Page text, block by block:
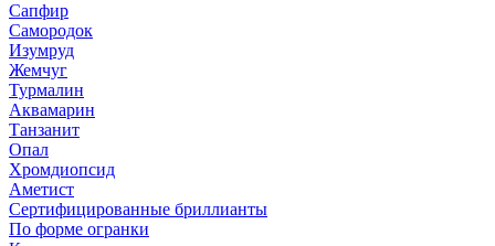
Сапфир
Самородок
Изумруд
Жемчуг
Турмалин
Аквамарин
Танзанит
Опал
Хромдиопсид
Аметист
Сертифицированные бриллианты
По форме огранки